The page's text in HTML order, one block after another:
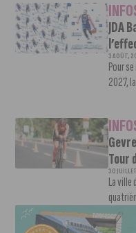
JDA
3 AOÛT,
Pour
2027,
Tour
30
La ville